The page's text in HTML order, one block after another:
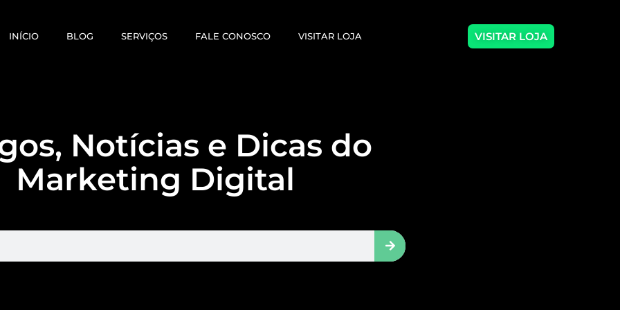
INÍCIO BLOG SERVIÇOS FALE CONOSCO VISITAR LOJA VISITAR LOJA
Notícias e Dicas do
Marketing Digital